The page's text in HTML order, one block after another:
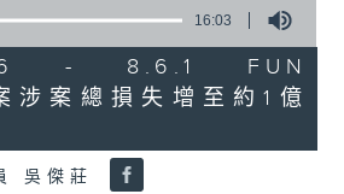
16:03
- 8.6.1 FUN
涉案總損失增至約1億
吳傑莊